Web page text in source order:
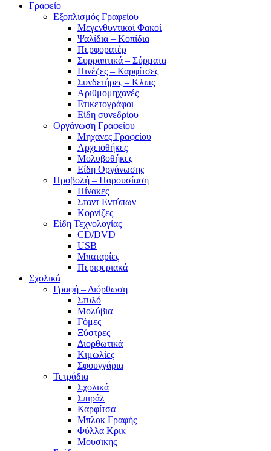
Γραφείο
Εξοπλισμός Γραφείου
Μεγενθυντικοί Φακοί
Ψαλίδια – Κοπίδια
Περφορατέρ
Συρραπτικά – Σύρματα
Πινέζες – Καρφίτσες
Συνδετήρες – Κλιπς
Αριθμομηχανές
Ετικετογράφοι
Είδη συνεδρίου
Οργάνωση Γραφείου
Μηχανες Γραφείου
Αρχειοθήκες
Μολυβοθήκες
Είδη Οργάνωσης
Προβολή – Παρουσίαση
Πίνακες
Σταντ Εντύπων
Κορνίζες
Είδη Τεχνολογίας
CD/DVD
USB
Μπαταρίες
Περιφεριακά
Σχολικά
Γραφή – Διόρθωση
Στυλό
Μολύβια
Γόμες
Ξύστρες
Διορθωτικά
Κιμωλίες
Σφουγγάρια
Τετράδια
Σχολικά
Σπιράλ
Καρφίτσα
Μπλοκ Γραφής
Φύλλα Κρικ
Μουσικής